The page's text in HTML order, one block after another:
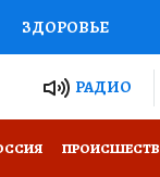
ЗДОРОВЬЕ
РОССИИРАДИО